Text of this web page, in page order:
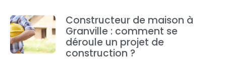
Constructeur de maison à
Granville : comment se
déroule un projet de
construction ?